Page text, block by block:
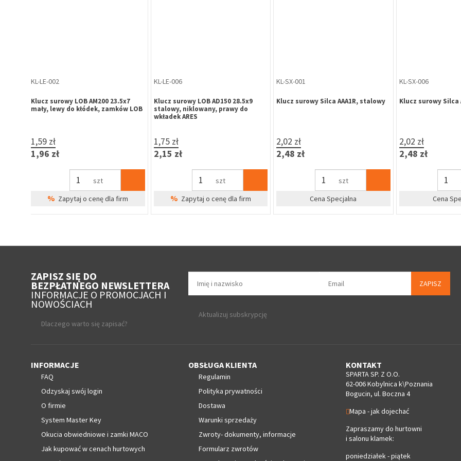
KL-SX-007
Klucz surowy Silca AB101R, stalowy
2,02 zł
2,48 zł
szt
Cena Specjalna
KL-SX-009
Klucz surowy Silca AB1R, stalowy
1,33 zł
1,64 zł
szt
Cena Specjalna
KL-SX-017
Klucz surowy Silca AB52, stalowy
1,60 zł
1,97 zł
szt
Cena Specjalna
KL-SX-018
Klucz surowy
2,02 zł
2,48 zł
Cena
ZAPISZ SIĘ DO
BEZPŁATNEGO NEWSLETTERA
INFORMACJE O PROMOCJACH I
NOWOŚCIACH
Dlaczego warto się zapisać?
ZAPISZ
Aktualizuj subskrypcję
INFORMACJE
FAQ
Odzyskaj swój login
O firmie
System Master Key
Okucia obwiedniowe i zamki MACO
Jak kupować w cenach hurtowych
OBSŁUGA KLIENTA
Regulamin
Polityka prywatności
Dostawa
Warunki sprzedaży
Zwroty- dokumenty, informacje
Formularz zwrotów
KONTAKT
SPARTA SP. Z O.O.
62-006 Kobylnica k\Poznania
Bogucin, ul. Boczna 4
Mapa - jak dojechać
Zapraszamy do hurtowni
i salonu klamek:
poniedziałek - piątek